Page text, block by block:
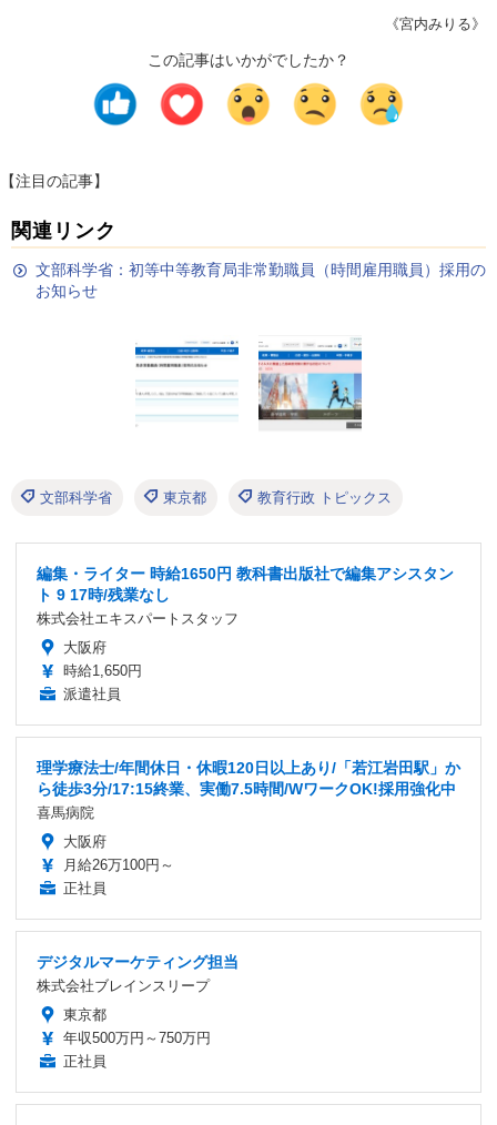
《宮内みりる》
この記事はいかがでしたか？
【注目の記事】
関連リンク
文部科学省：初等中等教育局非常勤職員（時間雇用職員）採用の
お知らせ
文部科学省 東京都 教育行政 トピックス
編集・ライター 時給1650円 教科書出版社で編集アシスタン
ト 9 17時/残業なし
株式会社エキスパートスタッフ
大阪府
時給1,650円
派遣社員
理学療法士/年間休日・休暇120日以上あり/「若江岩田駅」か
ら徒歩3分/17:15終業、実働7.5時間/WワークOK!採用強化中
喜馬病院
大阪府
月給26万100円～
正社員
デジタルマーケティング担当
株式会社ブレインスリープ
東京都
年収500万円～750万円
正社員